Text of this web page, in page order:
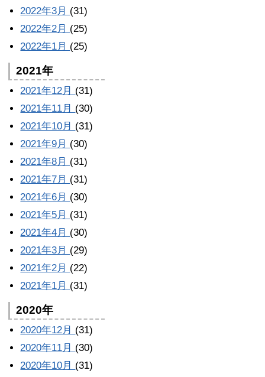
2022年3月 (31)
2022年2月 (25)
2022年1月 (25)
2021年
2021年12月 (31)
2021年11月 (30)
2021年10月 (31)
2021年9月 (30)
2021年8月 (31)
2021年7月 (31)
2021年6月 (30)
2021年5月 (31)
2021年4月 (30)
2021年3月 (29)
2021年2月 (22)
2021年1月 (31)
2020年
2020年12月 (31)
2020年11月 (30)
2020年10月 (31)